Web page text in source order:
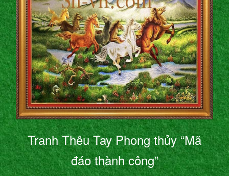
Tranh Thêu Tay Phong thủy “Mã
đáo thành công”